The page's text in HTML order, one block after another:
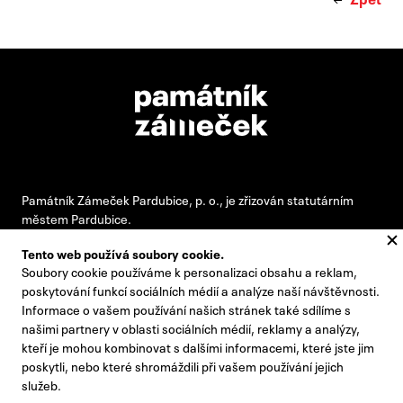
Památník Zámeček Pardubice, p. o., je zřizován statutárním
městem Pardubice.
#pamatnikzamecek
zamecek@zamecek-memorial.cz
+420 732 895 221
Kontakty
Tento web používá soubory cookie.
Soubory cookie používáme k personalizaci obsahu a reklam,
poskytování funkcí sociálních médií a analýze naší návštěvnosti.
Informace o vašem používání našich stránek také sdílíme s
našimi partnery v oblasti sociálních médií, reklamy a analýzy,
kteří je mohou kombinovat s dalšími informacemi, které jste jim
poskytli, nebo které shromáždili při vašem používání jejich
služeb.